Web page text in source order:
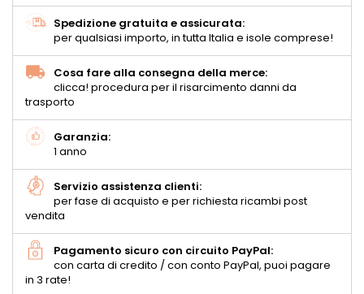
Spedizione gratuita e assicurata:
per qualsiasi importo, in tutta Italia e isole comprese!
Cosa fare alla consegna della merce:
clicca! procedura per il risarcimento danni da
trasporto
Garanzia:
1 anno
Servizio assistenza clienti:
per fase di acquisto e per richiesta ricambi post
vendita
Pagamento sicuro con circuito PayPal:
con carta di credito / con conto PayPal, puoi pagare
in 3 rate!